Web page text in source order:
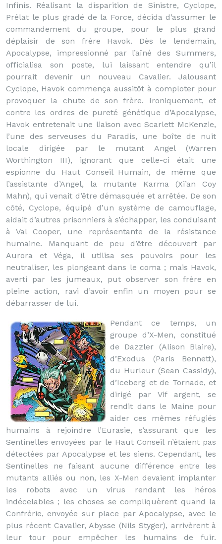
Infinis. Réalisant la disparition de Sinistre, Cyclope,
Prélat le plus gradé de la Force, décida d’assumer le
commandement du groupe, pour le plus grand
déplaisir de son frère Havok. Dès le lendemain,
Apocalypse, impressionné par l’aîné des Summers,
officialisa son poste, lui laissant entendre qu’il
pourrait devenir un nouveau Cavalier. Jalousant
Cyclope, Havok commença aussitôt à comploter pour
provoquer la chute de son frère. Ironiquement, et
contre les ordres de pureté génétique d’Apocalypse,
Havok entretenait une liaison avec Scarlett McKenzie,
l’une des serveuses du Paradis, une boîte de nuit
locale dirigée par le mutant Angel (Warren
Worthington III), ignorant que celle-ci était une
espionne du Haut Conseil Humain, de même que
l’assistante d’Angel, la mutante Karma (Xi’an Coy
Mahn), qui venait d’être démasquée et arrêtée. De son
côté, Cyclope, équipé d’un système de camouflage,
aidait d’autres prisonniers à s’échapper, les conduisant
à Val Cooper, une représentante de la résistance
humaine. Manquant de peu d’être découvert par
Aurora et Véga, il utilisa ses pouvoirs pour les
neutraliser, les plongeant dans le coma ; mais Havok,
averti par les jumeaux, put observer son frère en
pleine action, ravi d’avoir enfin un moyen pour se
débarrasser de lui.
Pendant ce temps, un
groupe d’X-Men, constitué
de Dazzler (Alison Blaire),
d’Exodus (Paris Bennett),
du Hurleur (Sean Cassidy),
d’Iceberg et de Tornade, et
dirigé par Vif argent, se
rendit dans le Maine pour
aider ces mêmes réfugiés
humains à rejoindre l’Eurasie, s’assurant que les
Sentinelles envoyées par le Haut Conseil n’étaient pas
détectées par Apocalypse et les siens. Cependant, les
Sentinelles ne faisant aucune différence entre les
mutants alliés ou non, les X-Men devaient implanter
les robots avec un virus rendant les héros
indécelables ; les choses se compliquèrent quand la
Confrérie, envoyée sur place par Apocalypse, avec le
plus récent Cavalier, Abysse (Nils Styger), arrivèrent à
leur tour pour empêcher les humains de fuir.